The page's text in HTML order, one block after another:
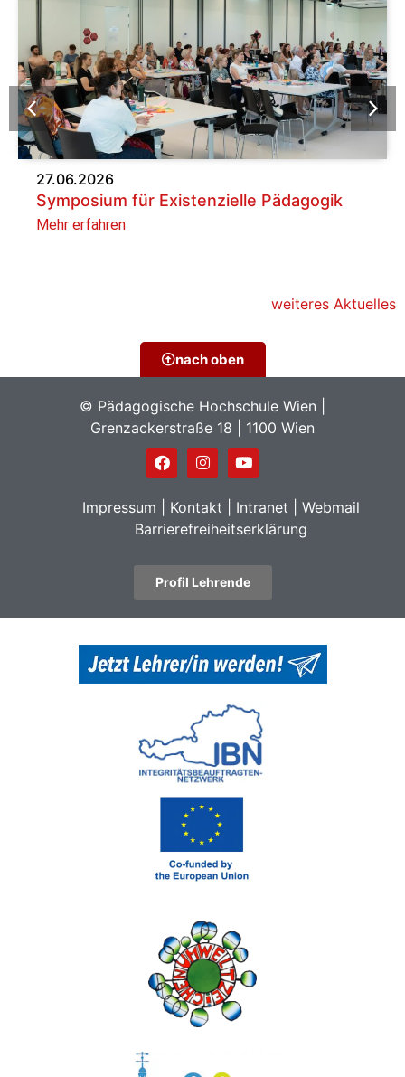
27.06.2026
Symposium für Existenzielle Pädagogik
Mehr erfahren
weiteres Aktuelles
nach oben
© Pädagogische Hochschule Wien |
Grenzackerstraße 18 | 1100 Wien
Impressum Kontakt Intranet
Webmail
Barrierefreiheitserklärung
Profil Lehrende